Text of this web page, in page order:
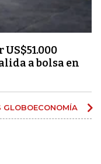
a bolsa en
GLOBOECONOMÍA